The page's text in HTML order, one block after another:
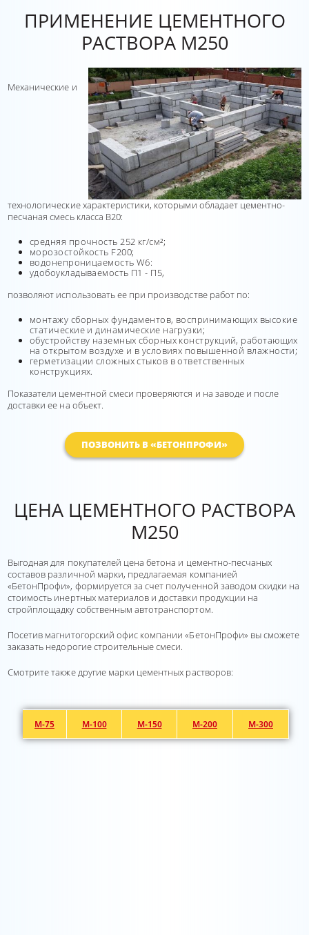
ПРИМЕНЕНИЕ ЦЕМЕНТНОГО
РАСТВОРА М250
Механические и
технологические характеристики, которыми обладает цементно-
песчаная смесь класса В20:
средняя прочность 252 кг/см²;
морозостойкость F200;
водонепроницаемость W6:
удобоукладываемость П1 - П5,
позволяют использовать ее при производстве работ по:
монтажу сборных фундаментов, воспринимающих высокие
статические и динамические нагрузки;
обустройству наземных сборных конструкций, работающих
на открытом воздухе и в условиях повышенной влажности;
герметизации сложных стыков в ответственных
конструкциях.
Показатели цементной смеси проверяются и на заводе и после
доставки ее на объект.
ПОЗВОНИТЬ В «БЕТОНПРОФИ»
ЦЕНА ЦЕМЕНТНОГО РАСТВОРА
М250
Выгодная для покупателей цена бетона и цементно-песчаных
составов различной марки, предлагаемая компанией
«БетонПрофи», формируется за счет полученной заводом скидки на
стоимость инертных материалов и доставки продукции на
стройплощадку собственным автотранспортом.
Посетив магнитогорский офис компании «БетонПрофи» вы сможете
заказать недорогие строительные смеси.
Смотрите также другие марки цементных растворов:
М-75 М-100 М-150 М-200 М-300